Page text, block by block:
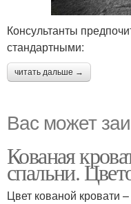
Консультанты
стандартными:
читать дальше →
Вас может
Кованая
спальни.
Цвет кованой кровати